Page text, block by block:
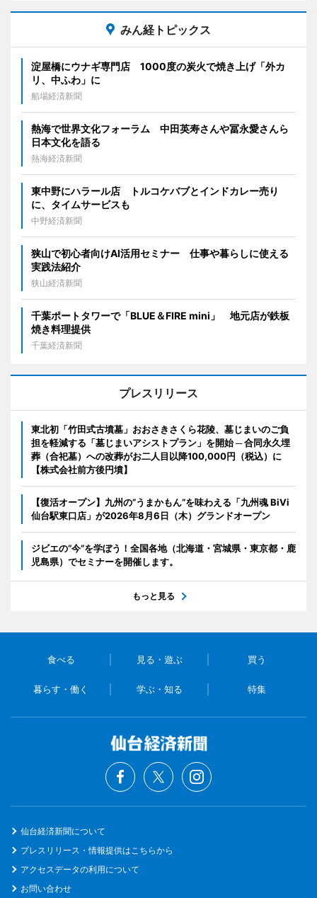
みん経トピックス
淀屋橋にウナギ専門店 1000度の炭火で焼き上げ「外カ
リ、中ふわ」に
船場経済新聞
熱海で世界文化フォーラム 中田英寿さんや冨永愛さんら
日本文化を語る
熱海経済新聞
東中野にハラール店 トルコケバブとインドカレー売り
に、タイムサービスも
中野経済新聞
狭山で初心者向けAI活用セミナー 仕事や暮らしに使える
実践法紹介
狭山経済新聞
千葉ポートタワーで「BLUE＆FIRE mini」 地元店が鉄板
焼き料理提供
千葉経済新聞
プレスリリース
東北初「竹田式古墳墓」おおさきさくら花陵、墓じまいのご負
担を軽減する「墓じまいアシストプラン」を開始 ─ 合同永久埋
葬（合祀墓）への改葬がお二人目以降100,000円（税込）に
【株式会社前方後円墳】
【復活オープン】九州の”うまかもん”を味わえる「九州魂 BiVi
仙台駅東口店」が2026年8月6日（木）グランドオープン
ジビエの“今”を学ぼう！全国各地（北海道・宮城県・東京都・鹿
児島県）でセミナーを開催します。
もっと見る
食べる 見る・遊ぶ 買う
暮らす・働く 学ぶ・知る 特集
仙台経済新聞について
プレスリリース・情報提供はこちらから
アクセスデータの利用について
お問い合わせ